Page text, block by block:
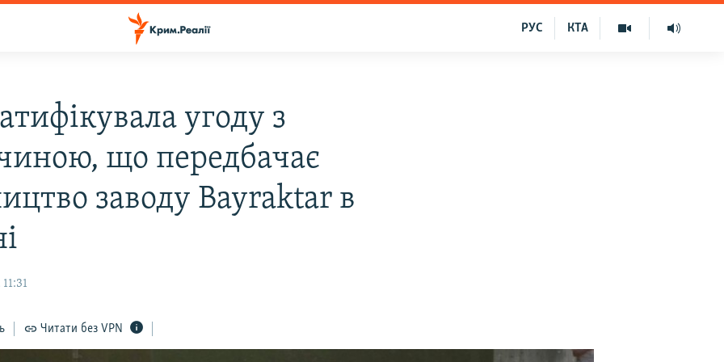
КТА
РУС
угоду з
що передбачає
заводу Bayraktar в
Читати без VPN